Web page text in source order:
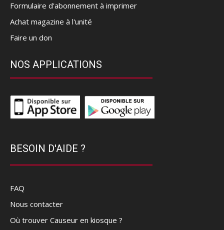
Formulaire d'abonnement à imprimer
Achat magazine à l'unité
Faire un don
NOS APPLICATIONS
BESOIN D'AIDE ?
FAQ
Nous contacter
Où trouver Causeur en kiosque ?